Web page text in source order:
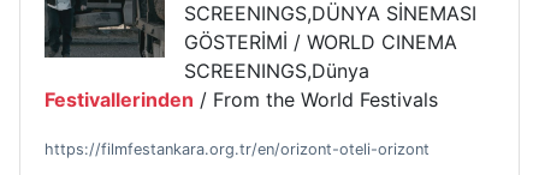
SCREENINGS,DÜNYA SİNEMASI
GÖSTERİMİ / WORLD CINEMA
SCREENINGS,Dünya
Festivallerinden / From the World Festivals
https://filmfestankara.org.tr/en/orizont-oteli-orizont